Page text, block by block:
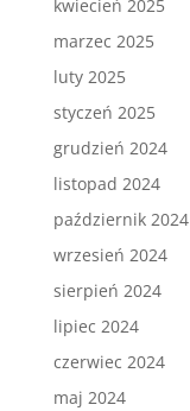
kwiecień 2025
marzec 2025
luty 2025
styczeń 2025
grudzień 2024
listopad 2024
październik 2024
wrzesień 2024
sierpień 2024
lipiec 2024
czerwiec 2024
maj 2024